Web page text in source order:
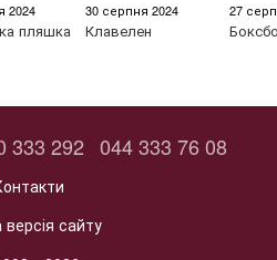
2024
пляшка
30 серпня 2024
Клавелен
27
333 292 044 333 76 08
сайту